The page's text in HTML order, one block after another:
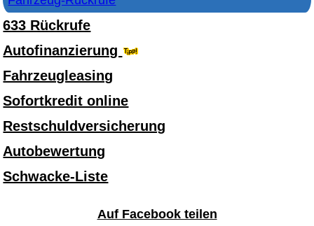
633 Rückrufe
Autofinanzierung
Fahrzeugleasing
Sofortkredit online
Restschuldversicherung
Autobewertung
Schwacke-Liste
Auf Facebook teilen